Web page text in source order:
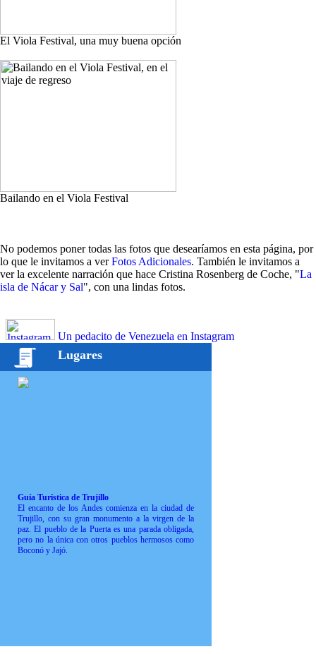
El Viola Festival, una muy buena opción
Bailando en el Viola Festival
No podemos poner todas las fotos que desearíamos en esta página, por
lo que le invitamos a verFotos Adicionales. También le invitamos a
ver la excelente narración que hace Cristina Rosenberg de Coche, "La
isla de Nácar y Sal", con una lindas fotos.
Un pedacito de Venezuela en Instagram
Lugares
Guía Turística de Trujillo
El encanto de los Andes comienza en la ciudad de
Trujillo, con su gran monumento a la virgen de la
paz. El pueblo de la Puerta es una parada obligada,
pero no la única con otros pueblos hermosos como
Boconó y Jajó.